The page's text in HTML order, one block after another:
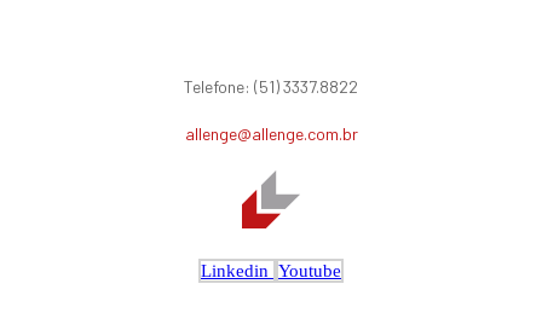
Telefone: (51) 3337.8822
allenge@allenge.com.br
Linkedin Youtube